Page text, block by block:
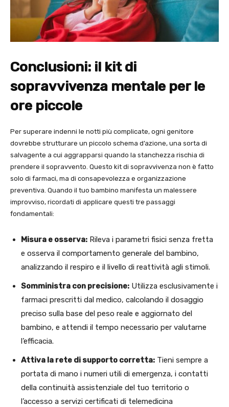
Conclusioni: il kit di
sopravvivenza mentale per le
ore piccole
Per superare indenni le notti più complicate, ogni genitore
dovrebbe strutturare un piccolo schema d’azione, una sorta di
salvagente a cui aggrapparsi quando la stanchezza rischia di
prendere il sopravvento. Questo kit di sopravvivenza non è fatto
solo di farmaci, ma di consapevolezza e organizzazione
preventiva. Quando il tuo bambino manifesta un malessere
improvviso, ricordati di applicare questi tre passaggi
fondamentali:
Misura e osserva: Rileva i parametri fisici senza fretta
e osserva il comportamento generale del bambino,
analizzando il respiro e il livello di reattività agli stimoli.
Somministra con precisione: Utilizza esclusivamente i
farmaci prescritti dal medico, calcolando il dosaggio
preciso sulla base del peso reale e aggiornato del
bambino, e attendi il tempo necessario per valutarne
l’efficacia.
Attiva la rete di supporto corretta: Tieni sempre a
portata di mano i numeri utili di emergenza, i contatti
della continuità assistenziale del tuo territorio o
l’accesso a servizi certificati di telemedicina